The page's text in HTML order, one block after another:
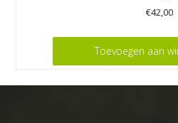
€42,00
Toevoegen aan